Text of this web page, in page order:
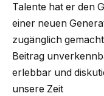
Talente hat er den
einer neuen
zugänglich
Beitrag
erlebbar und
unsere Zeit